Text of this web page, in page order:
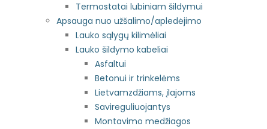
Termostatai lubiniam šildymui
Apsauga nuo užšalimo/apledėjimo
Lauko sąlygų kilimėliai
Lauko šildymo kabeliai
Asfaltui
Betonui ir trinkelėms
Lietvamzdžiams, įlajoms
Savireguliuojantys
Montavimo medžiagos